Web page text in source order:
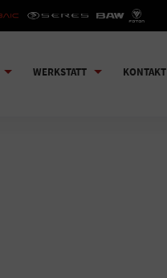
WERKSTATT KONTAKT